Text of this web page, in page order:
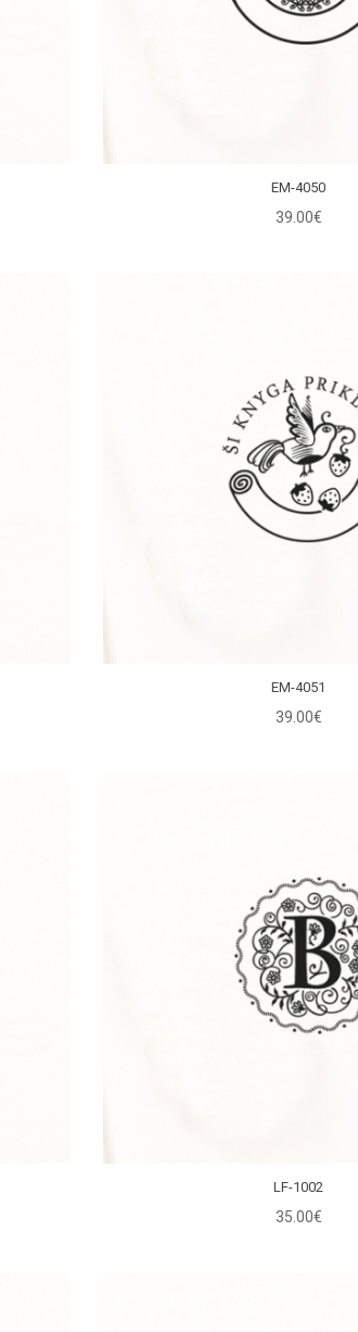
EM-4050
39.00€
EM-4051
39.00€
LF-1002
35.00€